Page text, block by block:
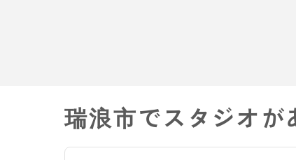
瑞浪市でスタジオが